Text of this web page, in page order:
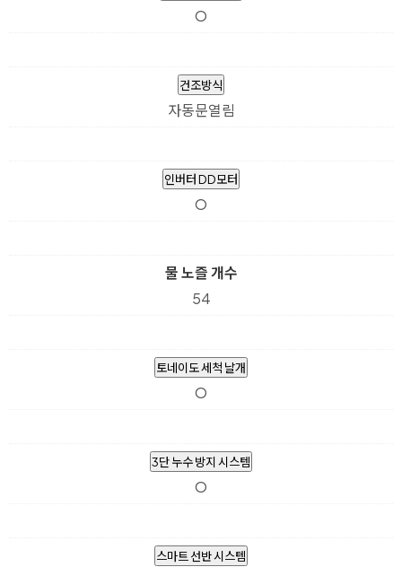
O
건조방식
자동문열림
인버터 DD모터
O
물 노즐 개수
54
토네이도 세척 날개
O
3단 누수 방지 시스템
O
스마트 선반 시스템